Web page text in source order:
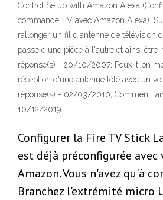
Control Setup with Amazon Alexa
commande TV avec Amazon Alexa).
rallonger un fil d'antenne de télévision
passe d'une pièce à l'autre et ainsi être
réponse(s) - 20/10/2007; Peux-t-on
récèption d'une antenne télé avec un
réponse(s) - 02/03/2010; Comment
10/12/2019
Configurer la Fire TV Stick
est déjà préconfigurée
Amazon. Vous n'avez qu'à
Branchez l'extrémité micro